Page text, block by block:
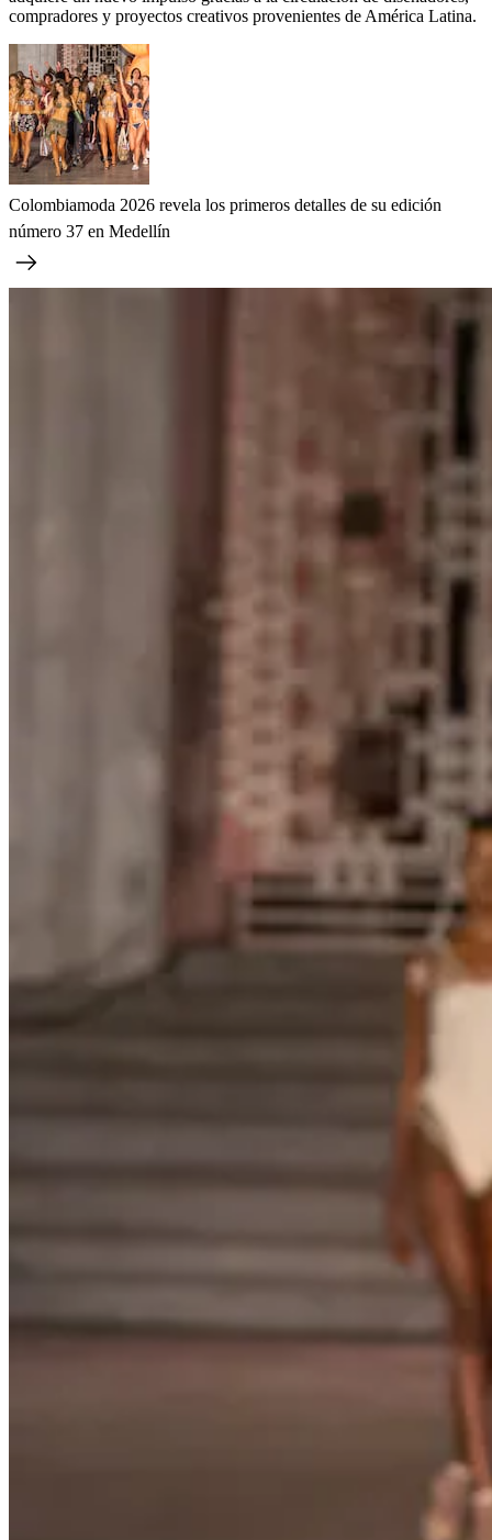
compradores y proyectos creativos provenientes de América Latina.
Colombiamoda 2026 revela los primeros detalles de su edición
número 37 en Medellín